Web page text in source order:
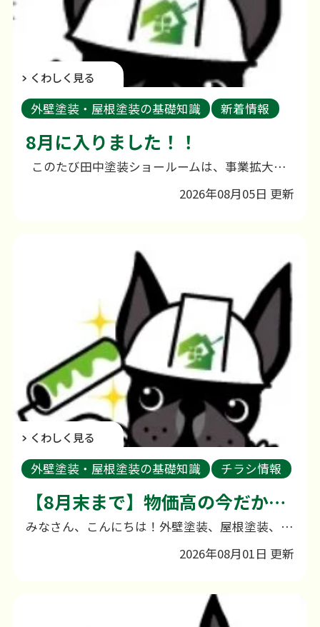
くわしく見る
8月に入りました！！
このたび田中塗装ショールームは、事業拡大に伴い、これまでの幸町から小船越町へ移転いたしました。 日頃よりご愛顧いただいている皆さまには、心より感謝申し上げます。 なお、新店舗につきましては現在改装工事を行っており、誠に申し訳ございませんが、しばらくの間ご来店いただくことができません。そのため、ホームページ等からの来店予約につきましても、一時的に受付を停止させていただいております。また、お問い合わせにつきましてはこれまでどおり対応しておりますので、お電話やホームページよりお気軽にご連絡ください。 ご不便をおかけいたしますが、より良いショールームとして皆さまをお迎えできるよう準備を進めておりますので、何卒ご理解のほどよろしくお願い申し上げます。 営業再開や詳細につきましては、改めてご案内させていただきますので、今しばらくお待ちくださいませ。 こんにちは！田中塗装です
2026年08月05日 更新
外壁塗装・屋根塗装の基礎知識
新着情報
外壁塗装のご相談
くわしく見る
【8月末まで】物価高の今だからこそ！足場代半額キャンペーン！
みなさん、こんにちは！外壁塗装、屋根塗装、雨漏り補修専門店の田中塗装です。 諫早市、大村市、長崎市で地域密着に事業を行っております。 2026年8月31日までのお問合せ限定(WEBのみ)WEB先着5名様 足場代半額 「材料費が上がってしまうなら、なんとか別の部分でお客様の負担を減らせないだろうか？」この季節に工事を検討中の方へ、特別なお得キャンペーンをご用意しました ＼今だけの特別特典／特典① 8月31日までのお問合せ限定⇒ WEBからのご予約・お問い合わせ先着5名様に「足場代を半額」でご提供！材料が値上がりしている今だからこそ、「足場代半額」で皆様にガッツリ還元させていただきます！！工事の大きな費用のひとつである足場代が、なんと50%OFFに！（限定5名／先着順） 若竹丸のお食事券10,000円プレゼント！
2026年08月01日 更新
外壁塗装・屋根塗装の基礎知識
チラシ情報
新着情報
外壁塗装のご相談